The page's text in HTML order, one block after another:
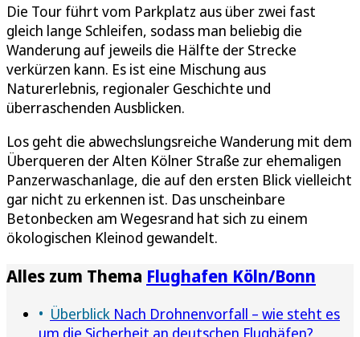
Die Tour führt vom Parkplatz aus über zwei fast
gleich lange Schleifen, sodass man beliebig die
Wanderung auf jeweils die Hälfte der Strecke
verkürzen kann. Es ist eine Mischung aus
Naturerlebnis, regionaler Geschichte und
überraschenden Ausblicken.
Los geht die abwechslungsreiche Wanderung mit dem
Überqueren der Alten Kölner Straße zur ehemaligen
Panzerwaschanlage, die auf den ersten Blick vielleicht
gar nicht zu erkennen ist. Das unscheinbare
Betonbecken am Wegesrand hat sich zu einem
ökologischen Kleinod gewandelt.
Alles zum Thema Flughafen Köln/Bonn
Überblick Nach Drohnenvorfall – wie steht es
um die Sicherheit an deutschen Flughäfen?